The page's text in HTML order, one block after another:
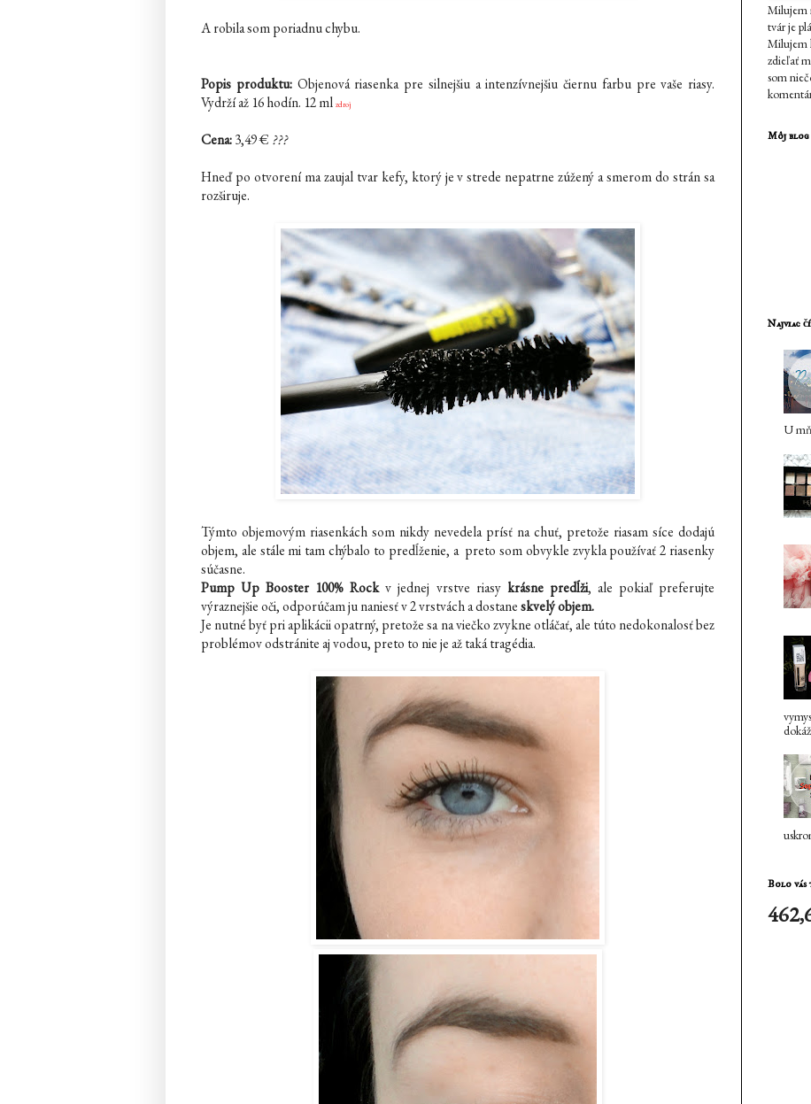
A robila som poriadnu chybu.
Popis produktu: Objenová riasenka pre silnejšiu a intenzívnejšiu čiernu farbu pre vaše riasy.
Vydrží až 16 hodín. 12 ml zdroj
Cena:3,49 € ???
Hneď po otvorení ma zaujal tvar kefy, ktorý je v strede nepatrne zúžený a smerom do strán sa
rozširuje.
Týmto objemovým riasenkách som nikdy nevedela prísť na chuť, pretože riasam síce dodajú
objem, ale stále mi tam chýbalo to predĺženie, a preto som obvykle zvykla používať 2 riasenky
súčasne.
Pump Up Booster 100% Rockv jednej vrstve riasy krásne predĺži, ale pokiaľ preferujte
výraznejšie oči, odporúčam ju naniesť v 2 vrstvách a dostaneskvelý objem.
Je nutné byť pri aplikácii opatrný, pretože sa na viečko zvykne otláčať, ale túto nedokonalosť bez
problémov odstránite aj vodou, preto to nie je až taká tragédia.
Milujem
tvár je
Milujem
zdieľať
som
Môj blog
Najviac
U
Bolo vás